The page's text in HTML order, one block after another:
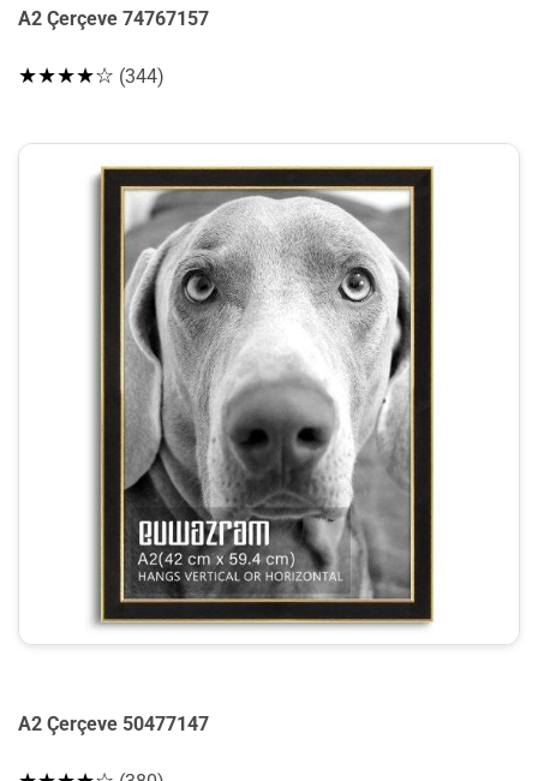
A2 Çerçeve 74767157
★★★★☆ (344)
A2 Çerçeve 50477147